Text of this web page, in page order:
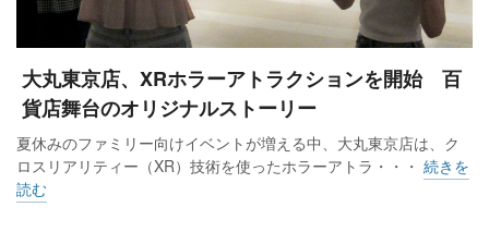
大丸東京店、XRホラーアトラクションを開始 百
貨店舞台のオリジナルストーリー
夏休みのファミリー向けイベントが増える中、大丸東京店は、ク
ロスリアリティー（XR）技術を使ったホラーアトラ・・・ 続きを
読む